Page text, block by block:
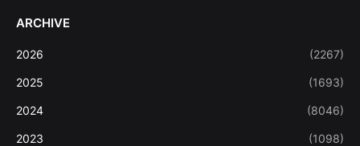
ARCHIVE
2026 (2267)
2025 (1693)
2024 (8046)
2023 (1098)